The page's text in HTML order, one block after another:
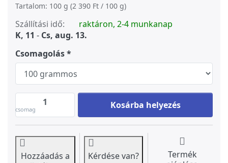
Tartalom: 100 g (2 390 Ft / 100 g)
Szállítási idő:
raktáron, 2-4 munkanap
K, 11 - Cs, aug. 13.
Csomagolás
csomag
EARL GREY - fekete tea at 2 390 Ft,
Kosárba helyezés
Hozzáadás a
Kérdése van?
Termék